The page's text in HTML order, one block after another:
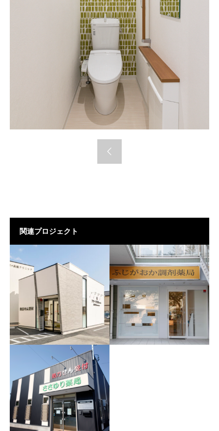
関連プロジェクト
アリーナ薬局しだみ店 様
調剤薬局の建築実例